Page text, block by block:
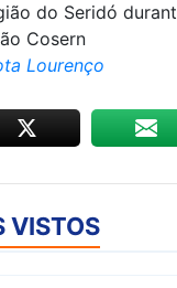
do Seridó
Cosern
Lourenço
VISTOS